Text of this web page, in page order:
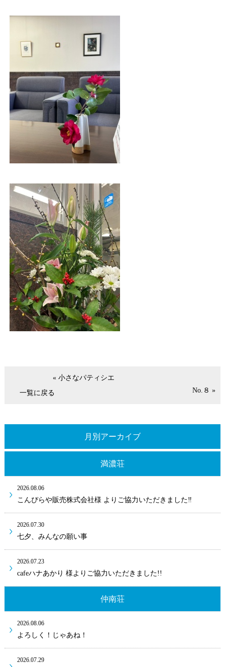
« 小さなパティシエ
No.８ »
一覧に戻る
月別アーカイブ
満濃荘
2026.08.06
こんぴらや販売株式会社様 よりご協力いただきました‼
2026.07.30
七夕、みんなの願い事
2026.07.23
cafeハナあかり 様よりご協力いただきました!!
仲南荘
2026.08.06
よろしく！じゃあね！
2026.07.29